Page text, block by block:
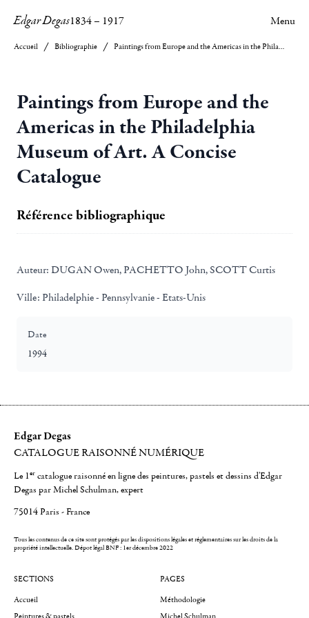
Edgar Degas1834– 1917 Menu
Accueil Bibliographie Paintings from Europe and the Americas in the Philadelphia Museum of Art. A Concise Catalogue
Paintings from Europe and the
Americas in the Philadelphia
Museum of Art. A Concise
Catalogue
Référence bibliographique
Auteur: DUGAN Owen, PACHETTO John, SCOTT Curtis
Ville: Philadelphie - Pennsylvanie - Etats-Unis
Date
1994
Edgar Degas
CATALOGUE RAISONNÉ NUMÉRIQUE
Le 1er catalogue raisonné en ligne des peintures, pastels et dessins d'Edgar
Degas par Michel Schulman, expert
75014 Paris - France
Tous les contenus de ce site sont protégés par les dispositions légales et réglementaires sur les droits de la
propriété intellectuelle.Dépot légal BNF : 1er décembre 2022
SECTIONS
Accueil
PAGES
Méthodologie